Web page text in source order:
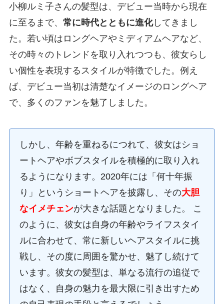
小柳ルミ子さんの髪型は、デビュー当時から現在
に至るまで、 常に時代とともに進化してきまし
た。若い頃はロングヘアやミディアムヘアなど、
その時々のトレンドを取り入れつつも、彼女らし
い個性を表現するスタイルが特徴でした。例え
ば、デビュー当初は清楚なイメージのロングヘア
で、多くのファンを魅了しました。
しかし、年齢を重ねるにつれて、彼女はショ
ートヘアやボブスタイルを積極的に取り入れ
るようになります。2020年には「何十年振
り」というショートヘアを披露し、その大胆
なイメチェンが大きな話題となりました。 こ
のように、彼女は自身の年齢やライフスタイ
ルに合わせて、常に新しいヘアスタイルに挑
戦し、その度に周囲を驚かせ、魅了し続けて
います。彼女の髪型は、単なる流行の追従で
はなく、自身の魅力を最大限に引き出すため